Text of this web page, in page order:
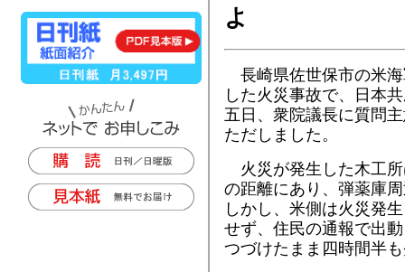
よ
長崎県佐世保市の米
した火災事故で、日本
五日、衆院議長に質問
ただしました。
火災が発生した木工
の距離にあり、弾薬庫
しかし、米側は火災発
せず、住民の通報で出
つづけたまま四時間半